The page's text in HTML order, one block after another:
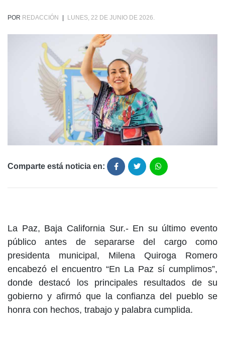
POR REDACCIÓN LUNES, 22 DE JUNIO DE 2026.
Comparte está noticia en:
La Paz, Baja California Sur.- En su último evento
público antes de separarse del cargo como
presidenta municipal, Milena Quiroga Romero
encabezó el encuentro “En La Paz sí cumplimos”,
donde destacó los principales resultados de su
gobierno y afirmó que la confianza del pueblo se
honra con hechos, trabajo y palabra cumplida.